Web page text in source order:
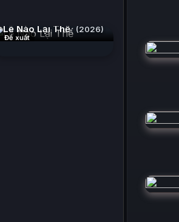
Đề xuất
Lẽ Nào Lại Thế (2026)